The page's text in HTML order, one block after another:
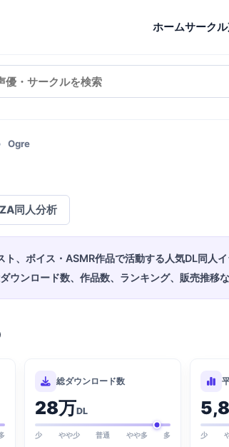
ホームサークル
Ogre
同人分析
ト、ボイス・ASMR作品で活動する人気DL同人イ
ウンロード数、作品数、ランキング、販売推移
総ダウンロード数
28万DL
少 やや少 普通 やや多 多 少